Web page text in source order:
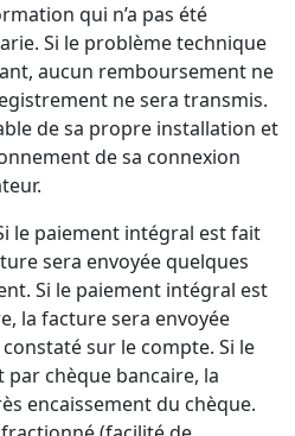
qui n’a pas été
Si le problème technique
aucun remboursement ne
ne sera transmis.
de sa propre installation et
de sa connexion
le paiement intégral est fait
sera envoyée quelques
Si le paiement intégral est
la facture sera envoyée
sur le compte. Si le
chèque bancaire, la
encaissement du chèque.